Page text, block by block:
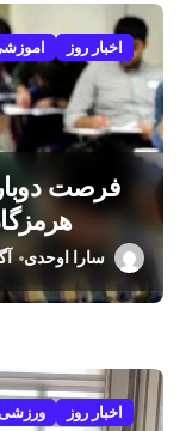
اخبار روز
فرصت
سارا اوحدی
اخبار روز